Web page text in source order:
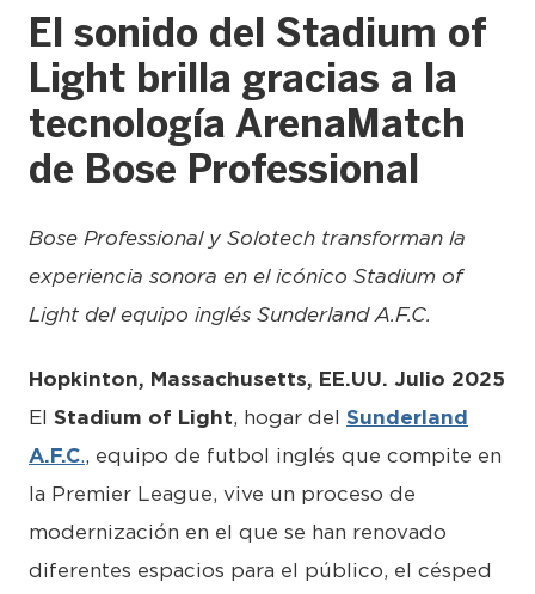
El sonido del Stadium of
Light brilla gracias a la
tecnología ArenaMatch
de Bose Professional
Bose Professional y Solotech transforman la
experiencia sonora en el icónico Stadium of
Light del equipo inglés Sunderland A.F.C.
Hopkinton, Massachusetts, EE.UU. Julio 2025
El Stadium of Light, hogar del Sunderland
A.F.C., equipo de futbol inglés que compite en
la Premier League, vive un proceso de
modernización en el que se han renovado
diferentes espacios para el público, el césped